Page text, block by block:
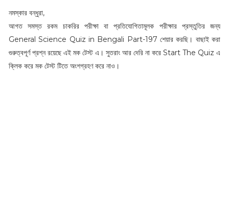
নমস্কার বন্ধুরা,
আগত সমস্ত রকম চাকরির পরীক্ষা বা প্রতিযোগিতামূলক পরীক্ষার প্রস্তুতির জন্য
General Science Quiz in Bengali Part-197 শেয়ার করছি। বাছাই করা
গুরুত্বপূর্ণ প্রশ্ন রয়েছে এই মক টেস্ট এ। সুতরাং আর দেরি না করে Start The Quiz এ
ক্লিক করে মক টেস্ট টিতে অংশগ্রহণ করে নাও।